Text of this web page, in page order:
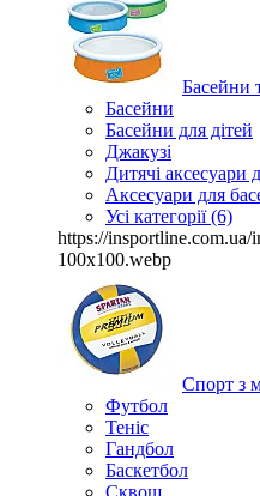
Басейни
Басейни
Басейни для дітей
Джакузі
Дитячі аксесуари
Аксесуари для
Усі категорії (6)
https://insportline.com.ua/
100x100.webp
Спорт з
Футбол
Теніс
Гандбол
Баскетбол
Сквош